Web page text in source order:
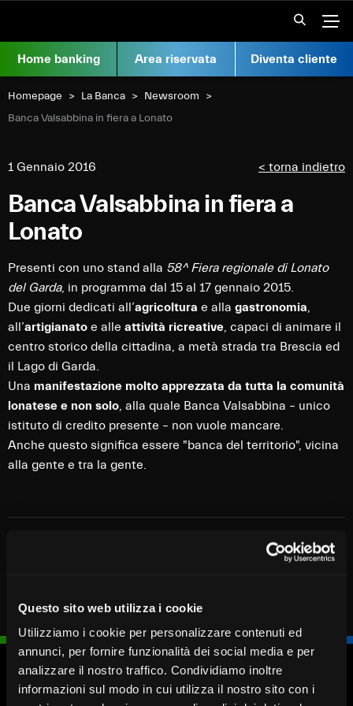
Questo sito web utilizza i cookie
Utilizziamo i cookie per personalizzare contenuti ed
annunci, per fornire funzionalità dei social media e per
analizzare il nostro traffico. Condividiamo inoltre
informazioni sul modo in cui utilizza il nostro sito con i
Home banking Area riservata Diventa cliente
Homepage La Banca
Newsroom
Current:
Banca Valsabbina in fiera a Lonato
1 Gennaio 2016 < torna indietro
Banca Valsabbina in fiera a
Lonato
Presenti con uno stand alla 58^ Fiera regionale di Lonato
del Garda, in programma dal 15 al 17 gennaio 2015.
Due giorni dedicati all’agricoltura e alla gastronomia
all’artigianato e alle attività ricreative , capaci di animare il
centro storico della cittadina, a metà strada tra Brescia ed
il Lago di Garda.
Una manifestazione molto apprezzata da tutta la comunità
lonatese e non solo , alla quale Banca Valsabbina – unico
istituto di credito presente – non vuole mancare.
Anche questo significa essere "banca del territorio", vicina
alla gente e tra la gente.
Blocca
Fissa un
Cerca
Chiamaci